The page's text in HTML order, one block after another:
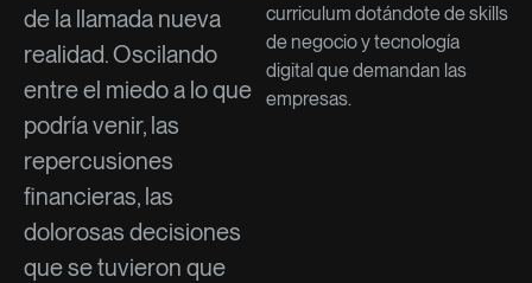
de la llamada nueva
realidad. Oscilando
entre el miedo a lo que
podría venir, las
repercusiones
financieras, las
dolorosas decisiones
que se tuvieron que
curriculum dotándote de skills
de negocio y tecnología
digital que demandan las
empresas.